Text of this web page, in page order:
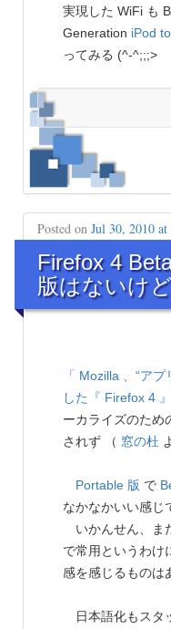
実現した WiFi も
Generation iPod
ってみる (^-^;;;>
Posted on Jul 30, 2010 at
Firefox 4
版はないけど
「 Mozilla 、“ア
した『 Firefox 4
ーカライズのため
されず （ 窓の杜
Portable 版 で
なかなかいい感じ
いかんせん、ま
で常用というわけ
感を感じるものは
日本語化もスタ